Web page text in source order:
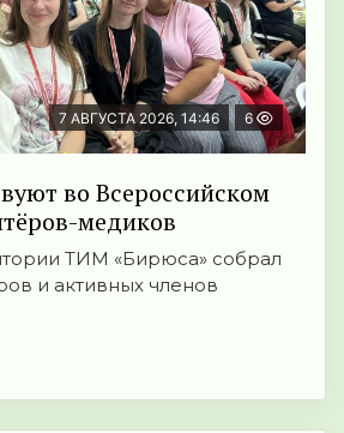
7 АВГУСТА 2026, 14:46 6
во Всероссийском
медиков
ТИМ «Бирюса» собрал
и активных членов